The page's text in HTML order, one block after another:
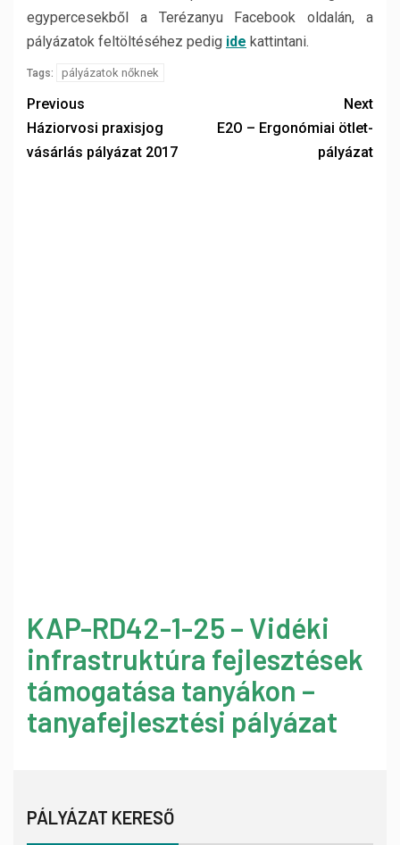
egypercesekből a Terézanyu Facebook oldalán, a
pályázatok feltöltéséhez pedig ide kattintani.
Tags: pályázatok nőknek
Previous
Háziorvosi praxisjog
vásárlás pályázat 2017
Next
E2O – Ergonómiai ötlet-
pályázat
KAP-RD42-1-25 – Vidéki
infrastruktúra fejlesztések
támogatása tanyákon –
tanyafejlesztési pályázat
PÁLYÁZAT KERESŐ